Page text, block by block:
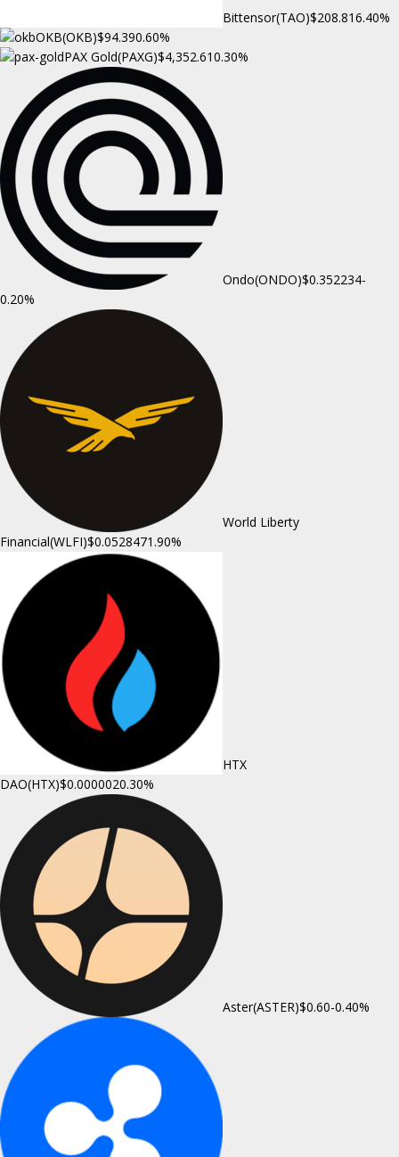
Bittensor(TAO)$208.816.40%
OKB(OKB)$94.390.60%
PAX Gold(PAXG)$4,352.610.30%
Ondo(ONDO)$0.352234-
0.20%
World Liberty
Financial(WLFI)$0.0528471.90%
HTX
DAO(HTX)$0.0000020.30%
Aster(ASTER)$0.60-0.40%